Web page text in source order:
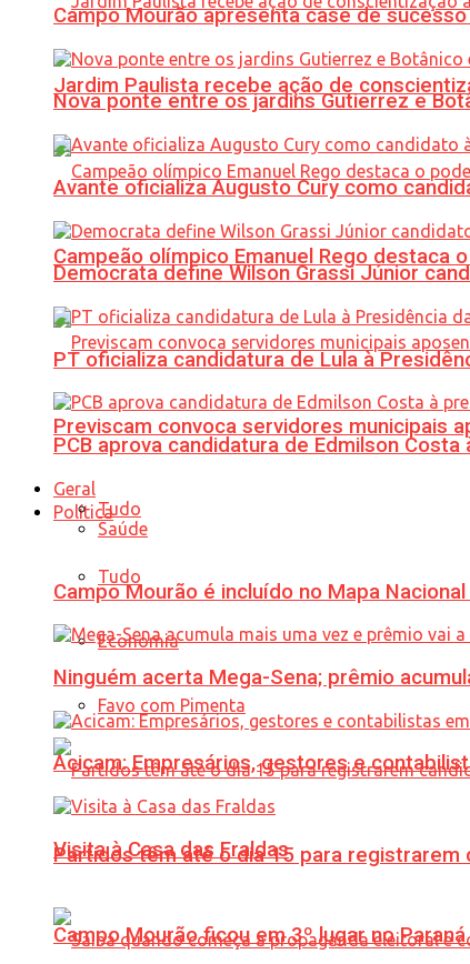
Jardim Paulista recebe ação de
Campeão olímpico Emanuel Rego
Previscam convoca servidores municipais
Política
Tudo
Economia
Favo com Pimenta
Partidos têm até o dia 15 para registrarem
Campo Mourão apresenta case de
Nova ponte entre os jardins Gutierrez e
Avante oficializa Augusto Cury como
Democrata define Wilson Grassi Júnior
PT oficializa candidatura de Lula à
PCB aprova candidatura de Edmilson
Geral
Tudo
Saúde
Campo Mourão é incluído no Mapa
Ninguém acerta Mega-Sena; prêmio
Acicam: Empresários, gestores e
Visita à Casa das Fraldas
Campo Mourão ficou em 3º lugar no